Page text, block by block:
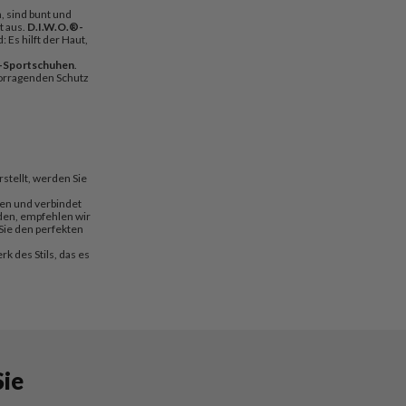
sind bunt und
aus. D.I.W.O.®-
Es hilft der Haut,
.
Schutz
werden Sie
und verbindet
empfehlen wir
den perfekten
des Stils, das es